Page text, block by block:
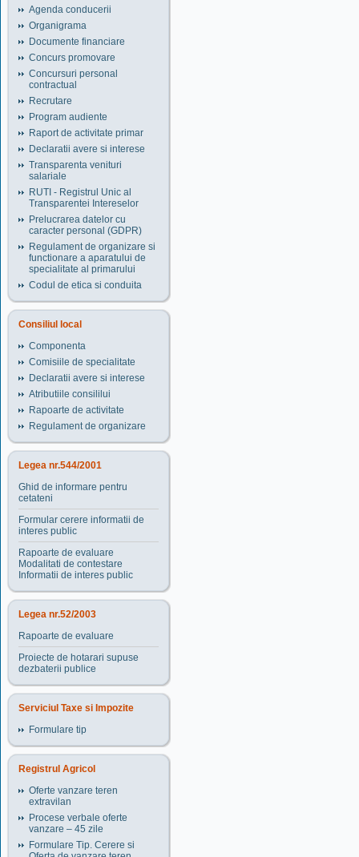
Agenda conducerii
Organigrama
Documente financiare
Concurs promovare
Concursuri personal
contractual
Recrutare
Program audiente
Raport de activitate primar
Declaratii avere si interese
Transparenta venituri
salariale
RUTI - Registrul Unic al
Transparentei Intereselor
Prelucrarea datelor cu
caracter personal (GDPR)
Regulament de organizare si
functionare a aparatului de
specialitate al primarului
Codul de etica si conduita
Consiliul local
Componenta
Comisiile de specialitate
Declaratii avere si interese
Atributiile consililui
Rapoarte de activitate
Regulament de organizare
Legea nr.544/2001
Ghid de informare pentru
cetateni
Formular cerere informatii de
interes public
Rapoarte de evaluare
Modalitati de contestare
Informatii de interes public
Legea nr.52/2003
Rapoarte de evaluare
Proiecte de hotarari supuse
dezbaterii publice
Serviciul Taxe si Impozite
Formulare tip
Registrul Agricol
Oferte vanzare teren
extravilan
Procese verbale oferte
vanzare – 45 zile
Formulare Tip. Cerere si